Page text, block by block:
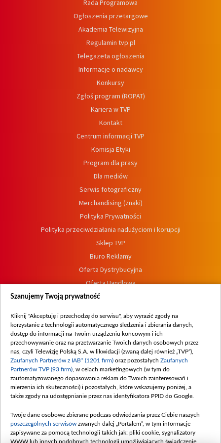
Rada Programowa
Ogłoszenia przetargowe
Akademia Telewizyjna
Regulamin tvp.pl
Telegazeta ogłoszenia
Informacje o nadawcy
Konkursy
Zgłoś program (ROPAT)
Kariera w TVP
Kontakt
Centrum informacji TVP
Komisja Etyki
Program dla prasy
Dla mediów
Serwis fotograficzny
Merchandising (znaki)
Polityka Prywatności
Polityka przeciwdziałania nadużyciom i korupcji
Sklep TVP
Biuro Reklamy
Oferta Dystrybucyjna
Oferta Handlowa
Dostępność
Procedura zgłoszeń wewnętrznych
Szanujemy Twoją prywatność
Kliknij "Akceptuję i przechodzę do serwisu", aby wyrazić zgody na
korzystanie z technologii automatycznego śledzenia i zbierania danych,
dostęp do informacji na Twoim urządzeniu końcowym i ich
przechowywanie oraz na przetwarzanie Twoich danych osobowych przez
nas, czyli Telewizję Polską S.A. w likwidacji (zwaną dalej również „TVP”),
Zaufanych Partnerów z IAB* (1201 firm) oraz pozostałych Zaufanych
Partnerów TVP (93 firm) , w celach marketingowych (w tym do
zautomatyzowanego dopasowania reklam do Twoich zainteresowań i
mierzenia ich skuteczności) i pozostałych, które wskazujemy poniżej, a
także zgody na udostępnianie przez nas identyfikatora PPID do Google.
Twoje dane osobowe zbierane podczas odwiedzania przez Ciebie naszych
poszczególnych serwisów zwanych dalej „Portalem”, w tym informacje
zapisywane za pomocą technologii takich jak: pliki cookie, sygnalizatory
WWW lub innych podobnych technologii umożliwiających świadczenie